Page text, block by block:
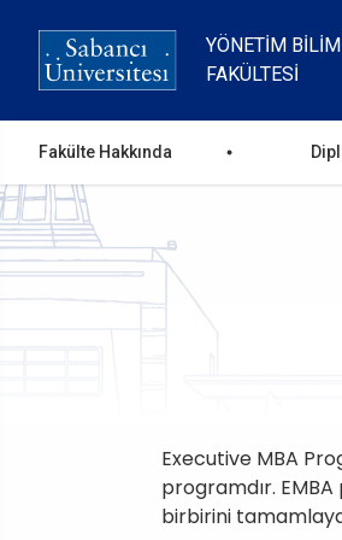
YÖNETIM
FAKÜLTESI
Ana
gezinti
menüsü
Fakülte Hakkında
Executive MBA
programdır. EMBA
birbirini